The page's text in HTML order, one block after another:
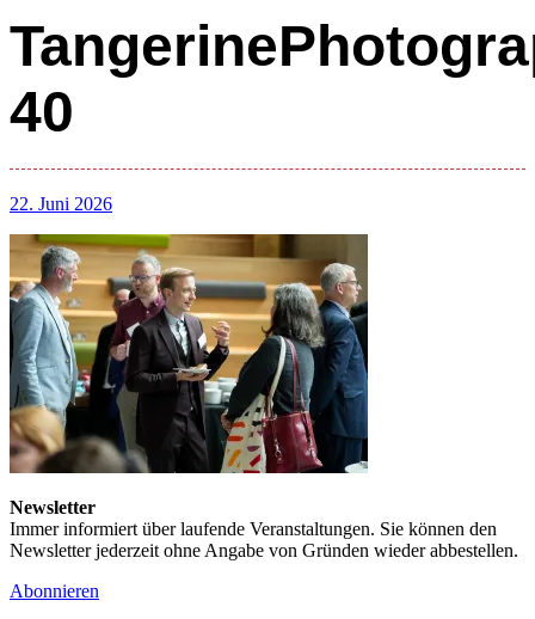
40
22. Juni 2026
Newsletter
Immer informiert über laufende Veranstaltungen. Sie können den
Newsletter jederzeit ohne Angabe von Gründen wieder abbestellen.
Abonnieren